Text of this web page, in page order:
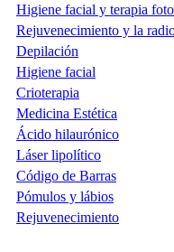
Higiene facial y terapia
Rejuvenecimiento y la
Depilación
Higiene facial
Crioterapia
Medicina Estética
Ácido hilaurónico
Láser lipolítico
Código de Barras
Pómulos y lábios
Rejuvenecimiento